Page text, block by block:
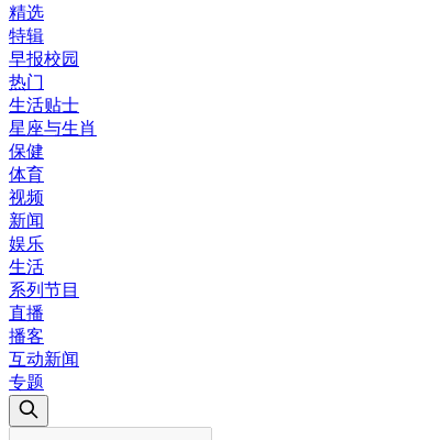
精选
特辑
早报校园
热门
生活贴士
星座与生肖
保健
体育
视频
新闻
娱乐
生活
系列节目
直播
播客
互动新闻
专题